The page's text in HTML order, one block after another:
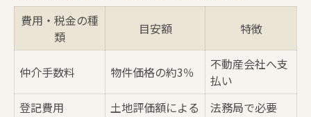
費用・税金の種
類
目安額 特徴
仲介手数料 物件価格の約3％
不動産会社へ支
払い
登記費用
土地評価額による
法務局で必要